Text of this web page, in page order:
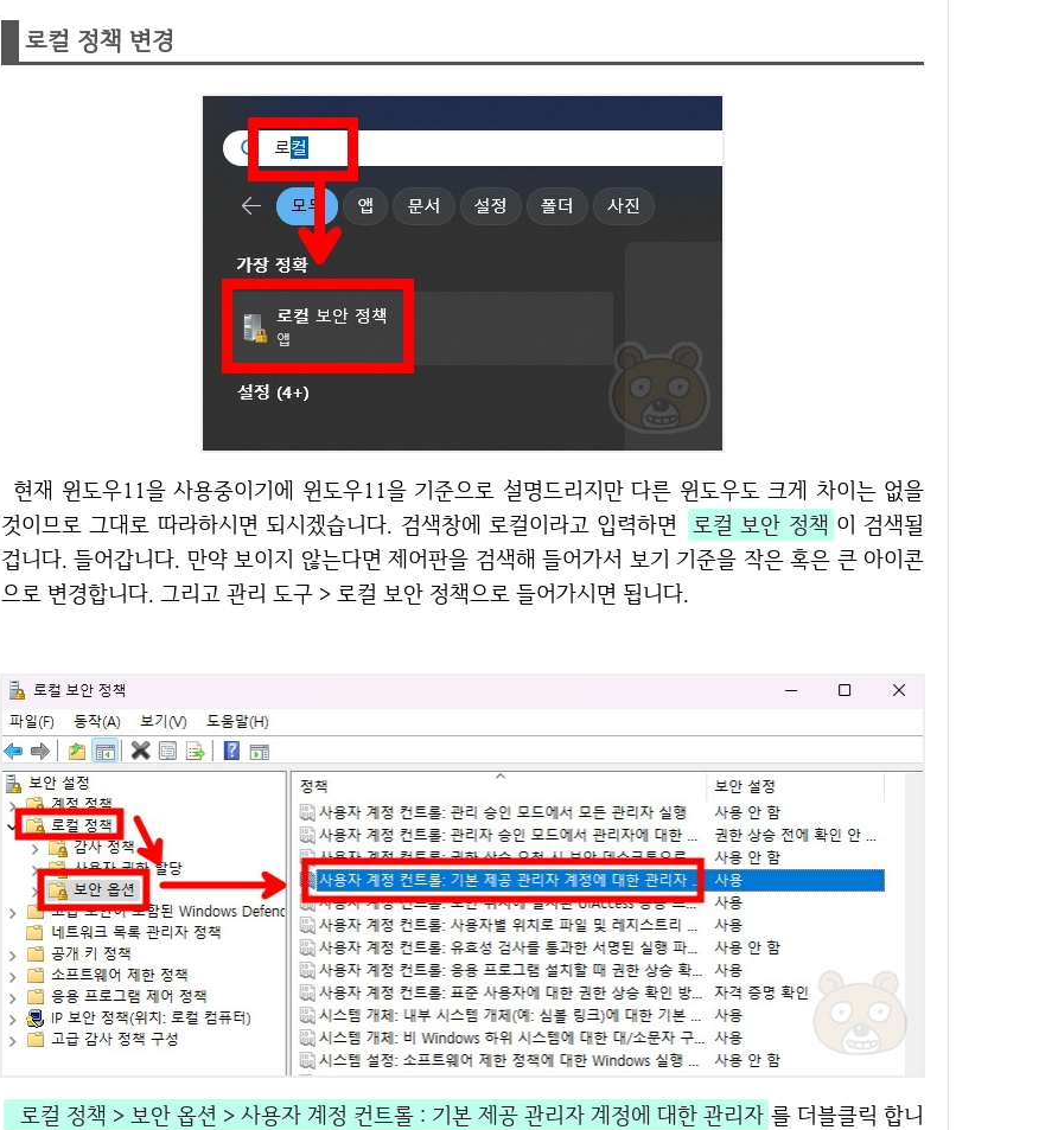
로컬 정책 변경
현재 윈도우11을 사용중이기에 윈도우11을 기준으로 설명드리지만 다른 윈도우도 크게 차이는 없을
것이므로 그대로 따라하시면 되시겠습니다. 검색창에 로컬이라고 입력하면 로컬 보안 정책 이 검색될
겁니다. 들어갑니다. 만약 보이지 않는다면 제어판을 검색해 들어가서 보기 기준을 작은 혹은 큰 아이콘
으로 변경합니다. 그리고 관리 도구 > 로컬 보안 정책으로 들어가시면 됩니다.
로컬 정책 > 보안 옵션 > 사용자 계정 컨트롤 : 기본 제공 관리자 계정에 대한 관리자 를 더블클릭 합니